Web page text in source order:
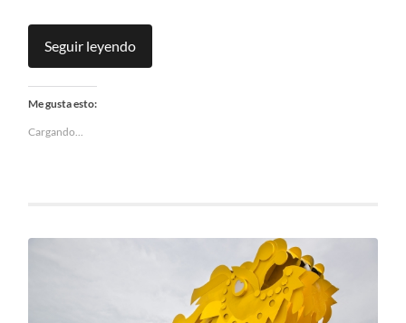
Seguir leyendo
Me gusta esto:
Cargando...